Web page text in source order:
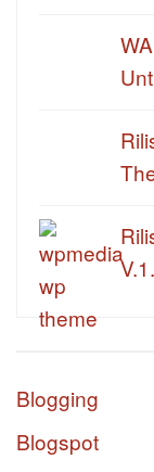
Blogging
Blogspot